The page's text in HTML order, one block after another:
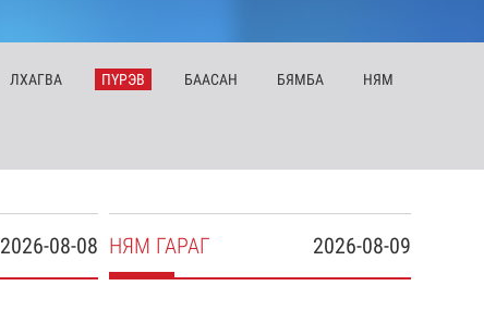
ЛХАГВА ПҮРЭВ БААСАН БЯМБА НЯМ
2026-08-08 2026-08-09
НЯМ ГАРАГ